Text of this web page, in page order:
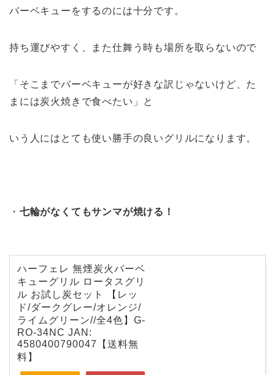
バーベキューをするのには十分です。
持ち運びやすく、また仕舞う時も場所を取らないので
「そこまでバーベキューが好きな訳じゃないけど、た
まには炭火焼きで食べたい」と
いう人にはとても使い勝手の良いグリルになります。
・ 七輪がなくてもサンマが焼ける！
ハーフェレ 無煙炭火バーベ
キューグリル ロータスグリ
ル お試し炭セット 【レッ
ド/ダークグレー/オレンジ/
ライムグリーン//全4色】G-
RO-34NC JAN:
4580400790047【送料無
料】